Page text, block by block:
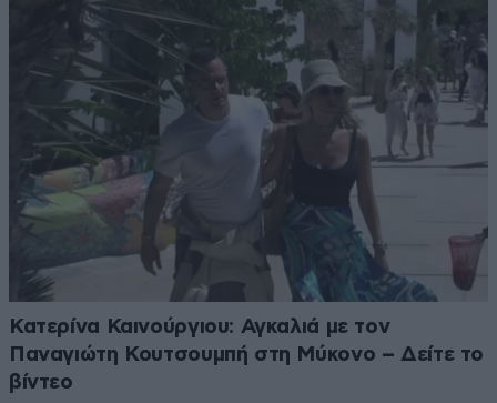
Κατερίνα Καινούργιου: Αγκαλιά με τον
Παναγιώτη Κουτσουμπή στη Μύκονο – Δείτε το
βίντεο